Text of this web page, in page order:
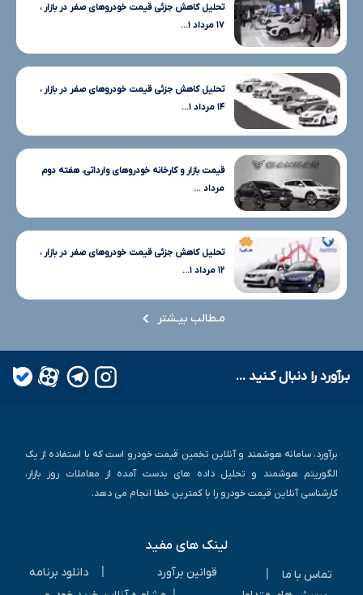
تحلیل کاهش جزئی قیمت خودروهای صفر در بازار ،
۱۷ مرداد ۱...
تحلیل کاهش جزئی قیمت خودروهای صفر در بازار ،
۱۴ مرداد ۱...
قیمت بازار و کارخانه خودروهای وارداتی، هفته دوم
مرداد ...
تحلیل کاهش جزئی قیمت خودروهای صفر در بازار ،
۱۲ مرداد ۱...
مـطالب بیـشتر
بـرآورد را دنبال کـنید ...
برآورد، سامانه هوشمند و آنلاین تخمین قیمت خودرو است که با استفاده از یک
الگوریتم هوشمند و تحلیل داده های بدست آمده از معاملات روز بازار،
کارشناسی آنلاین قیمت خودرو را با کمترین خطا انجام می دهد.
لینک های مفید
تماس با ما قوانین برآورد
دانلود برنامه